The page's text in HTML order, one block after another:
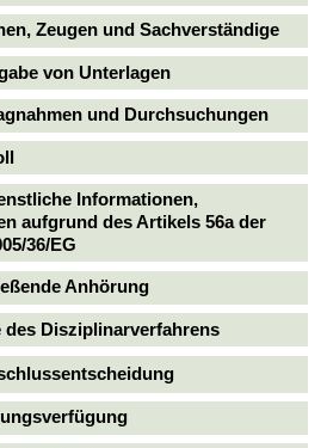
Zeugen und Sachverständige
von Unterlagen
und Durchsuchungen
Informationen,
aufgrund des Artikels 56a der
36/EG
Anhörung
des Disziplinarverfahrens